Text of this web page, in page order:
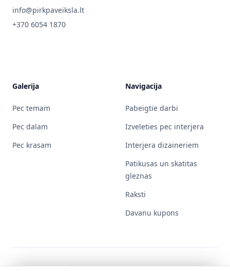
info@pirkpaveiksla.lt
+370 6054 1870
Galerija
Pec temam
Pec dalam
Pec krasam
Navigacija
Pabeigtie darbi
Izveleties pec interjera
Interjera dizaineriem
Patikusas un skatitas
gleznas
Raksti
Davanu kupons